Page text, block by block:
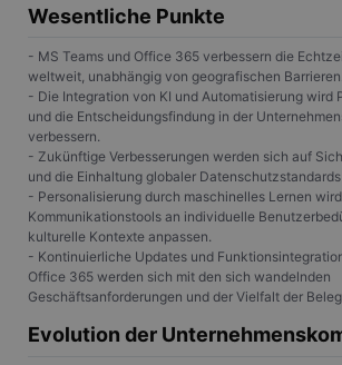
Wesentliche Punkte
- MS Teams und Office 365 verbessern die
weltweit, unabhängig von geografischen Barrieren.
- Die Integration von KI und Automatisierung wird
und die Entscheidungsfindung in der
verbessern.
- Zukünftige Verbesserungen werden sich auf
und die Einhaltung globaler
- Personalisierung durch maschinelles Lernen wird
Kommunikationstools an individuelle
kulturelle Kontexte anpassen.
- Kontinuierliche Updates und
Office 365 werden sich mit den sich wandelnden
Geschäftsanforderungen und der Vielfalt der
Evolution der